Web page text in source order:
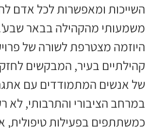
השייכות ומאפשרות לכל אדם
משמעותי מהקהילה בבאר
היוזמה מצטרפת לשורה של
קהילתיים בעיר, המבקשים
של אנשים המתמודדים עם
במרחב הציבורי והתרבותי, לא
כמשתתפים בפעילות טיפולית,